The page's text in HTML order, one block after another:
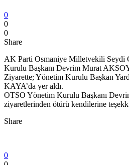
0
0
0
Share
AK Parti Osmaniye Milletvekili Seydi
Kurulu Başkanı Devrim Murat
Ziyarette; Yönetim Kurulu Başkan
KAYA’da yer aldı.
OTSO Yönetim Kurulu Başkanı
ziyaretlerinden ötürü kendilerine
Share
0